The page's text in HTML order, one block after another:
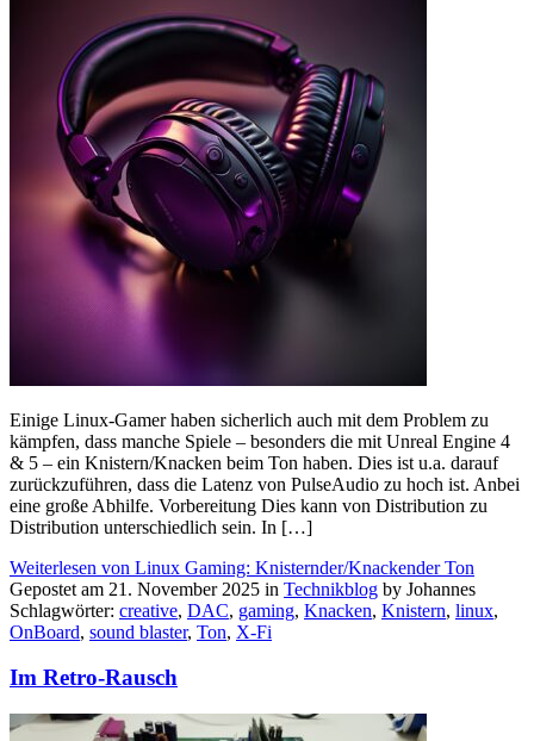
Einige Linux-Gamer haben sicherlich auch mit dem Problem zu
kämpfen, dass manche Spiele – besonders die mit Unreal Engine 4
& 5 – ein Knistern/Knacken beim Ton haben. Dies ist u.a. darauf
zurückzuführen, dass die Latenz von PulseAudio zu hoch ist. Anbei
eine große Abhilfe. Vorbereitung Dies kann von Distribution zu
Distribution unterschiedlich sein. In […]
Weiterlesen von Linux Gaming: Knisternder/Knackender Ton
Gepostet am 21. November 2025 in Technikblog by Johannes
Schlagwörter: creative, DAC, gaming, Knacken, Knistern, linux,
OnBoard, sound blaster, Ton, X-Fi
Im Retro-Rausch